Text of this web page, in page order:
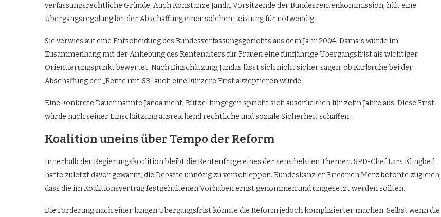
verfassungsrechtliche Gründe. Auch Konstanze Janda, Vorsitzende der Bundesrentenkommission, hält eine
Übergangsregelung bei der Abschaffung einer solchen Leistung für notwendig.
Sie verwies auf eine Entscheidung des Bundesverfassungsgerichts aus dem Jahr 2004. Damals wurde im
Zusammenhang mit der Anhebung des Rentenalters für Frauen eine fünfjährige Übergangsfrist als wichtiger
Orientierungspunkt bewertet. Nach Einschätzung Jandas lässt sich nicht sicher sagen, ob Karlsruhe bei der
Abschaffung der „Rente mit 63“ auch eine kürzere Frist akzeptieren würde.
Eine konkrete Dauer nannte Janda nicht. Rützel hingegen spricht sich ausdrücklich für zehn Jahre aus. Diese Frist
würde nach seiner Einschätzung ausreichend rechtliche und soziale Sicherheit schaffen.
Koalition uneins über Tempo der Reform
Innerhalb der Regierungskoalition bleibt die Rentenfrage eines der sensibelsten Themen. SPD-Chef Lars Klingbeil
hatte zuletzt davor gewarnt, die Debatte unnötig zu verschleppen. Bundeskanzler Friedrich Merz betonte zugleich,
dass die im Koalitionsvertrag festgehaltenen Vorhaben ernst genommen und umgesetzt werden sollten.
Die Forderung nach einer langen Übergangsfrist könnte die Reform jedoch komplizierter machen. Selbst wenn die